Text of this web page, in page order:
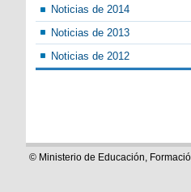
Noticias de 2014
Noticias de 2013
Noticias de 2012
© Ministerio de Educación,